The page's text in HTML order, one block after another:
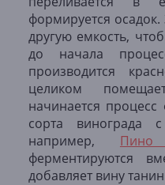
формируется
другую емкость,
до начала
производится
целиком
начинается
сорта винограда
например,
ферментируются
добавляет вину